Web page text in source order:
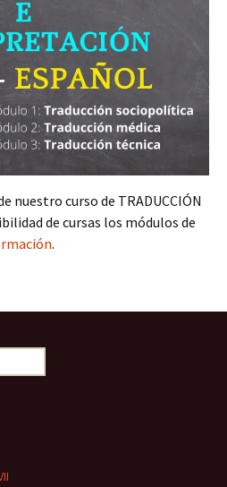
nuestro curso de TRADUCCIÓN
de cursas los módulos de
.